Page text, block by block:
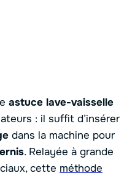
astuce lave-vaisselle
: il suffit d’insérer
dans la machine pour
. Relayée à grande
cette méthode